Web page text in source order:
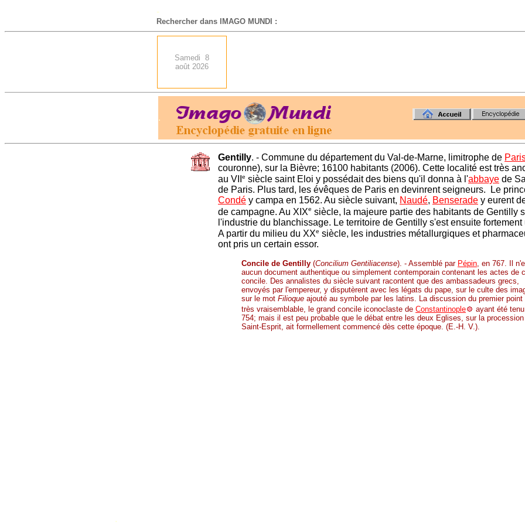
-
Rechercher dans IMAGO MUNDI :
Samedi 8
août 2026
.
Gentilly. - Commune du département du Val-de-Marne, limitrophe de
couronne), sur la Bièvre; 16100 habitants (2006). Cette localité est très
au VII
e siècle saint Eloi y possédait des biens qu'il donna à l'abbaye de
de Paris. Plus tard, les évêques de Paris en devinrent seigneurs. Le
Condé y campa en 1562. Au siècle suivant, Naudé, Benserade y eurent
de campagne. Au XIXe siècle, la majeure partie des habitants de Gentilly
l'industrie du blanchissage. Le territoire de Gentilly s'est ensuite fortement
A partir du milieu du XXe siècle, les industries métallurgiques et
ont pris un certain essor.
Concile de Gentilly (Concilium Gentiliacense). - Assemblé par Pépin , en 767. Il
aucun document authentique ou simplement contemporain contenant les actes de
concile. Des annalistes du siècle suivant racontent que des ambassadeurs grecs,
envoyés par l'empereur, y disputèrent avec les légats du pape, sur le culte des
sur le mot Filioque ajouté au symbole par les latins. La discussion du premier point
très vraisemblable, le grand concile iconoclaste de Constantinople
ayant été
754; mais il est peu probable que le débat entre les deux Eglises, sur la
Saint-Esprit, ait formellement commencé dès cette époque. (E.-H. V.).
.